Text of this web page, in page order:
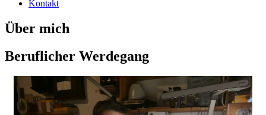
Kontakt
Über mich
Beruflicher Werdegang